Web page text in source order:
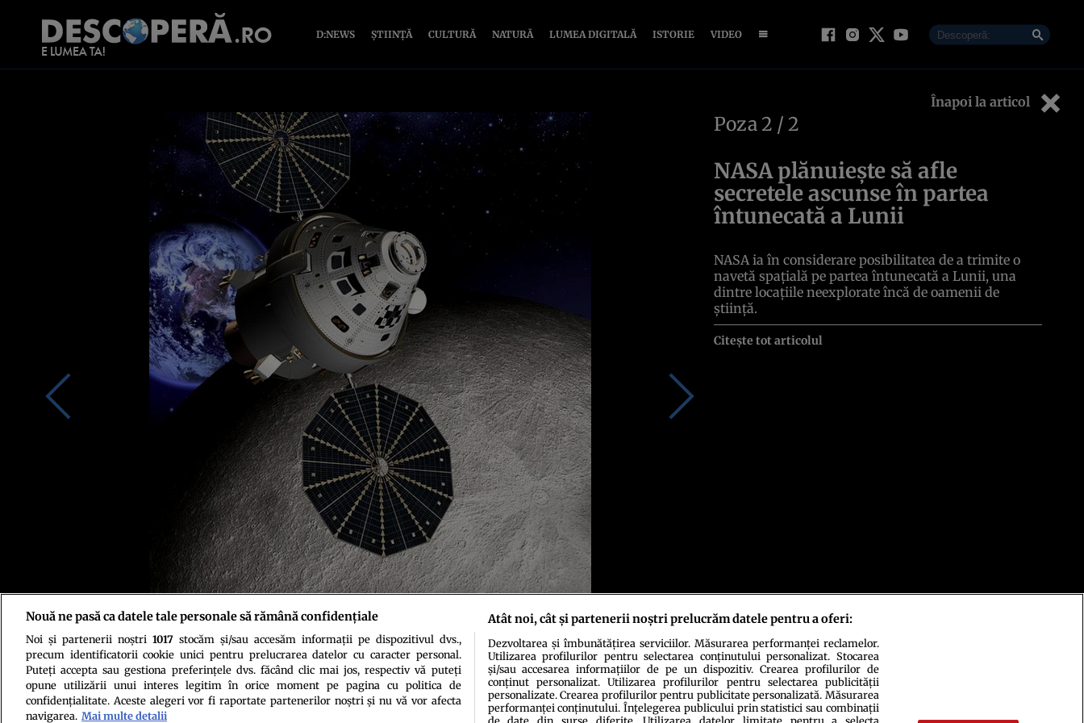
D:NEWS ȘTIINȚĂ CULTURĂ NATURĂ LUMEA DIGITALĂ ISTORIE VIDEO
Înapoi la articol
Poza2 / 2
NASA plănuieşte să afle
secretele ascunse în partea
întunecată a Lunii
NASA ia în considerare posibilitatea de a trimite o
navetă spaţială pe partea întunecată a Lunii, una
dintre locaţiile neexplorate încă de oamenii de
ştiinţă.
Citește tot articolul
Nouă ne pasă ca datele tale personale să rămână confidențiale
Noi și partenerii noștri 1017stocăm și/sau accesăm informații pe dispozitivul dvs.,
precum identificatorii cookie unici pentru prelucrarea datelor cu caracter personal.
Puteți accepta sau gestiona preferințele dvs. făcând clic mai jos, respectiv vă puteți
opune utilizării unui interes legitim în orice moment pe pagina cu politica de
confidențialitate. Aceste alegeri vor fi raportate partenerilor noștri și nu vă vor afecta
navigarea. Mai multe detalii
Atât noi, cât și partenerii noștri prelucrăm datele pentru a oferi:
Dezvoltarea și îmbunătățirea serviciilor. Măsurarea performanței reclamelor.
Utilizarea profilurilor pentru selectarea conținutului personalizat. Stocarea
și/sau accesarea informațiilor de pe un dispozitiv. Crearea profilurilor de
conținut personalizat. Utilizarea profilurilor pentru selectarea publicității
personalizate. Crearea profilurilor pentru publicitate personalizată. Măsurarea
performanței conținutului. Înțelegerea publicului prin statistici sau combinații
de date din surse diferite. Utilizarea datelor limitate pentru a selecta